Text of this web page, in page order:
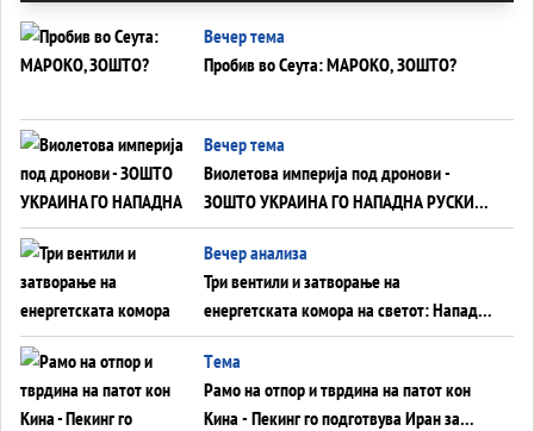
Вечер тема
Пробив во Сеута: МАРОКО, ЗОШТО?
Вечер тема
Виолетова империја под дронови -
ЗОШТО УКРАИНА ГО НАПАДНА РУСКИОТ
WILDBERRIES
Вечер анализа
Три вентили и затворање на
енергетската комора на светот: Нападот
во Суец најавува глобален енергетски
инфаркт?
Tема
Рамо на отпор и тврдина на патот кон
Кина - Пекинг го подготвува Иран за